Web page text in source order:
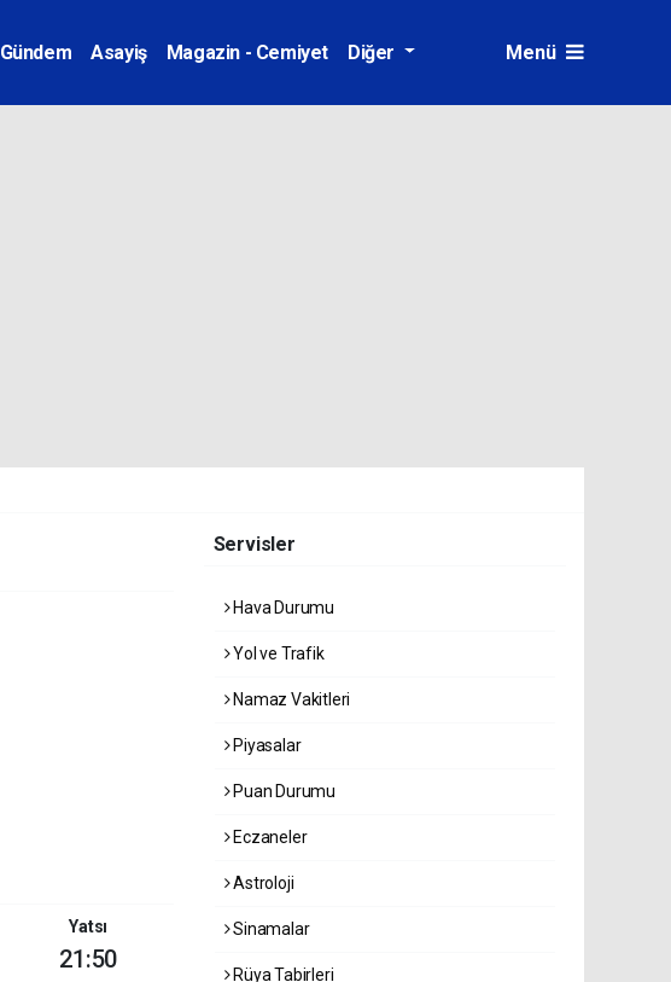
Gündem Asayiş Magazin - Cemiyet Diğer Menü
Yatsı
21:50
Servisler
Hava Durumu
Yol ve Trafik
Namaz Vakitleri
Piyasalar
Puan Durumu
Eczaneler
Astroloji
Sinamalar
Rüya Tabirleri